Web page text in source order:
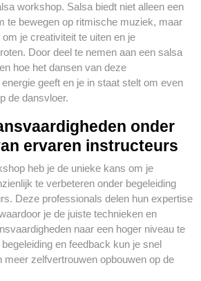
workshop. Salsa biedt niet alleen een
te bewegen op ritmische muziek, maar
je creativiteit te uiten en je
Door deel te nemen aan een salsa
hoe het dansen van deze
geeft en je in staat stelt om even
de dansvloer.
onder
ervaren instructeurs
heb je de unieke kans om je
te verbeteren onder begeleiding
Deze professionals delen hun expertise
je de juiste technieken en
naar een hoger niveau te
en feedback kun je snel
meer zelfvertrouwen opbouwen op de